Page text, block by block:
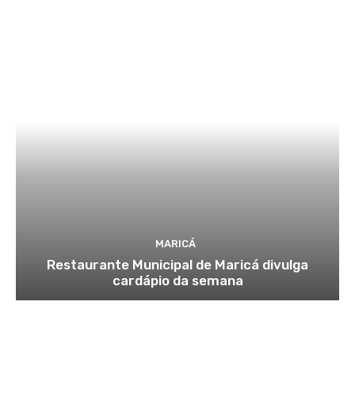
MARICÁ
Restaurante Municipal de Maricá divulga
cardápio da semana